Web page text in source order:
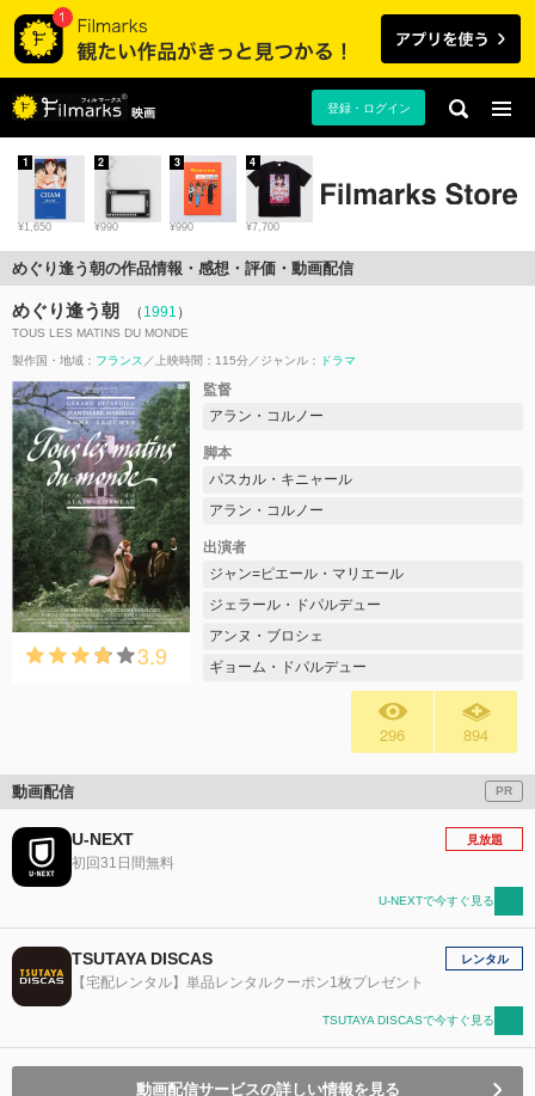
映画 登録・ログイン
¥1,650
1
¥990
2
¥990
3
¥7,700
4
めぐり逢う朝の作品情報・感想・評価・動画配信
めぐり逢う朝 （ 1991 ）
TOUS LES MATINS DU MONDE
製作国・地域： フランス 上映時間：115分 ジャンル： ドラマ
3.9
監督
アラン・コルノー
脚本
パスカル・キニャール
アラン・コルノー
出演者
ジャン=ピエール・マリエール
ジェラール・ドパルデュー
アンヌ・ブロシェ
ギョーム・ドパルデュー
296 894
動画配信 PR
U-NEXT
初回31日間無料
見放題
U-NEXTで今すぐ見る
TSUTAYA DISCAS
【宅配レンタル】単品レンタルクーポン1枚プレゼント
レンタル
TSUTAYA DISCASで今すぐ見る
動画配信サービスの詳しい情報を見る